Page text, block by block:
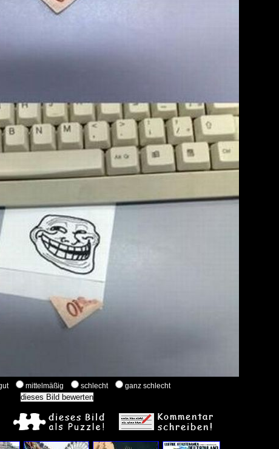
mittelmäßig schlecht ganz schlecht